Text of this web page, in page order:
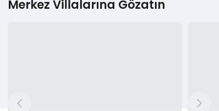
Merkez Villalarına Gözatın